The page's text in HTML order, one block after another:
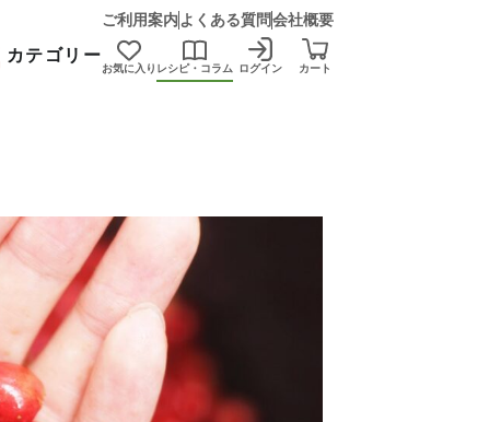
ご利用案内 よくある質問会社概要
カテゴリー
お気に入り レシピ・コラム ログイン カート